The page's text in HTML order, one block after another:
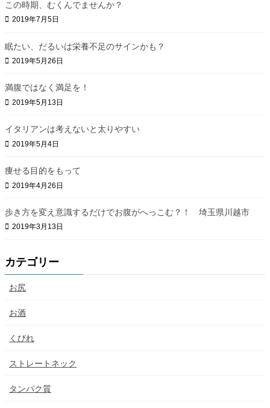
この時期、むくんでませんか？
2019年7月5日
眠たい、だるいは栄養不足のサインかも？
2019年5月26日
満腹ではなく満足を！
2019年5月13日
イタリアンは考えないと太りやすい
2019年5月4日
痩せる目的をもって
2019年4月26日
歩き方を変え意識するだけでお腹がへっこむ？！ 埼玉県川越市
2019年3月13日
カテゴリー
お尻
お酒
くびれ
ストレートネック
タンパク質